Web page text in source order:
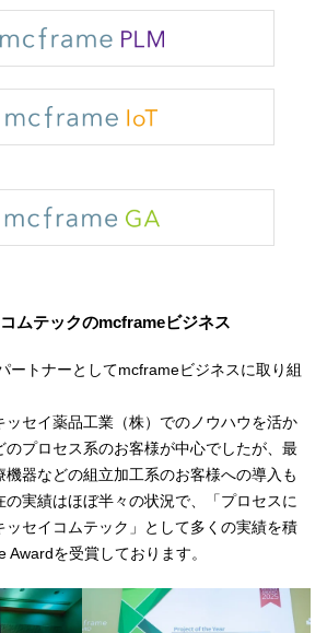
ムテックのmcframeビジネス
ートナーとしてmcframeビジネスに取り組
ッセイ薬品工業（株）でのノウハウを活か
のプロセス系のお客様が中心でしたが、最
器などの組立加工系のお客様への導入も
実績はほぼ半々の状況で、「プロセスに
ッセイコムテック」として多くの実績を積
を受賞しております。